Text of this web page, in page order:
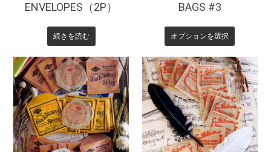
ENVELOPES（2P）
続きを読む
BAGS #3
オプションを選択
¥220 ¥220